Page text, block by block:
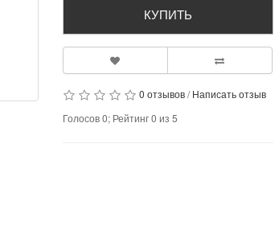
КУПИТЬ
0 отзывов/Написать отзыв
Голосов0; Рейтинг0 из 5